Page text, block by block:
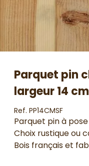
Parquet pin
largeur 14 cm
Ref. PP14CMSF
Parquet pin à
Choix rustique ou
Bois français et